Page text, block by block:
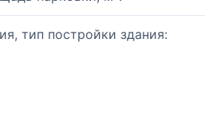
тип постройки здания: